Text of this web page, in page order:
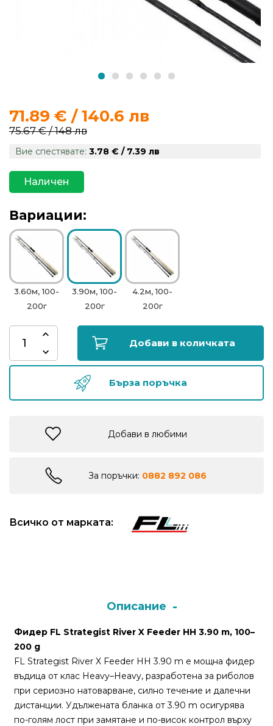
за
риболов
за
Куки
за
риболов
Дрехи
Къмпинг
Изкуствени
Монтажи
за
риболов
Сонари
71.89 € / 140.6 лв
75.67 € / 148 лв
Вие спестявате: 3.78 € / 7.39 лв
Наличен
Вариации:
3.60м, 100-
200г
3.90м, 100-
200г
4.2м, 100-
200г
Добави в количката
Бърза поръчка
Добави в любими
За поръчки: 0882 892 086
Всичко от марката:
Описание
Фидер FL Strategist River X Feeder HH 3.90 m, 100–
200 g
FL Strategist River X Feeder HH 3.90 m е мощна фидер
въдица от клас Heavy–Heavy, разработена за риболов
при сериозно натоварване, силно течение и далечни
дистанции. Удължената бланка от 3.90 m осигурява
по-голям лост при замятане и по-висок контрол върху